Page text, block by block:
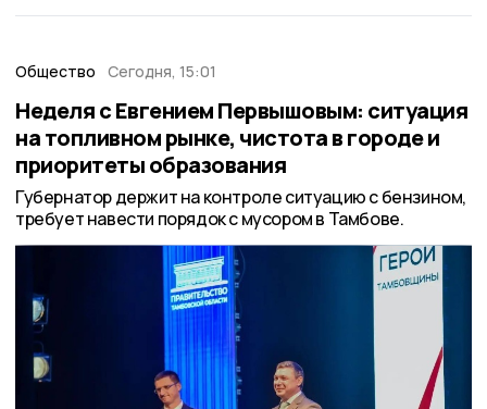
Общество Сегодня, 15:01
Неделя с Евгением Первышовым: ситуация
на топливном рынке, чистота в городе и
приоритеты образования
Губернатор держит на контроле ситуацию с бензином,
требует навести порядок с мусором в Тамбове.